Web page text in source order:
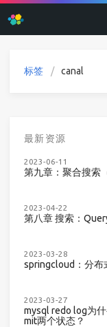
标签 canal
最新资源
2023-06-11
第九章：聚合搜索
2023-04-22
第八章 搜索：
2023-03-28
springcloud：分布
2023-03-27
mysql redo log为
mit两个状态？